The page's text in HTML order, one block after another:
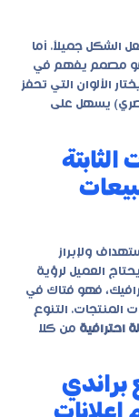
الشكل جميلاً. أما
مصمم يفهم في
الألوان التي تحفز
يسهل على
الثابتة
ولإبراز
العميل لرؤية
فهو فتاك في
المنتجات. التنوع
احترافية من كلا
براندي